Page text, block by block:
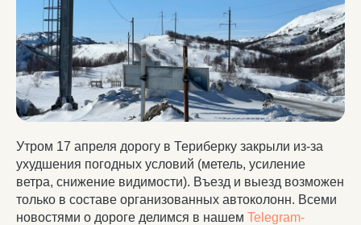
Утром 17 апреля дорогу в Териберку закрыли из-за
ухудшения погодных условий (метель, усиление
ветра, снижение видимости). Въезд и выезд возможен
только в составе организованных автоколонн. Всеми
новостями о дороге делимся в нашем Telegram-